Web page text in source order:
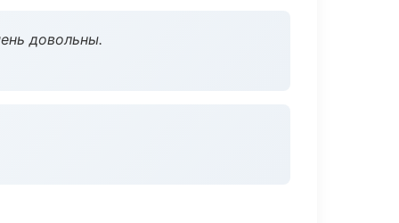
довольны.